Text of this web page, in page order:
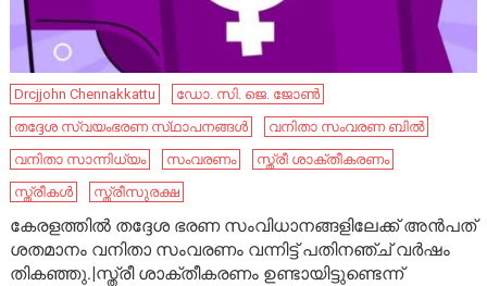
Drcjjohn Chennakkattu
ഡോ. സി. ജെ. ജോൺ
തദ്ദേശ സ്വയംഭരണ സ്‌ഥാപനങ്ങൾ
വനിതാ സംവരണ ബിൽ
വനിതാ സാന്നിധ്യം
സംവരണം
സ്ത്രീ ശാക്തീകരണം
സ്ത്രീകൾ
സ്ത്രീസുരക്ഷ
കേരളത്തിൽ തദ്ദേശ ഭരണ സംവിധാനങ്ങളിലേക്ക് അൻപത്
ശതമാനം വനിതാ സംവരണം വന്നിട്ട് പതിനഞ്ച് വർഷം
തികഞ്ഞു.|സ്ത്രീ ശാക്തീകരണം ഉണ്ടായിട്ടുണ്ടെന്ന്